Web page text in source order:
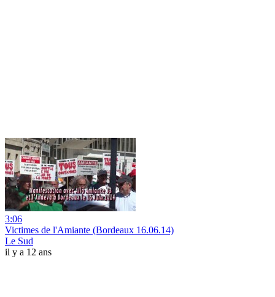
3:06
Victimes de l'Amiante (Bordeaux 16.06.14)
Le Sud
il y a 12 ans